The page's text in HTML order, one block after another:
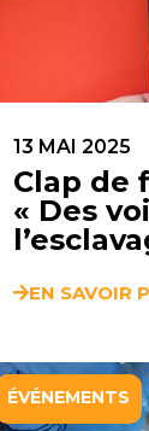
13 MAI 2025
Clap de
« Des
EN SAVOIR
ÉVÉNEMENTS